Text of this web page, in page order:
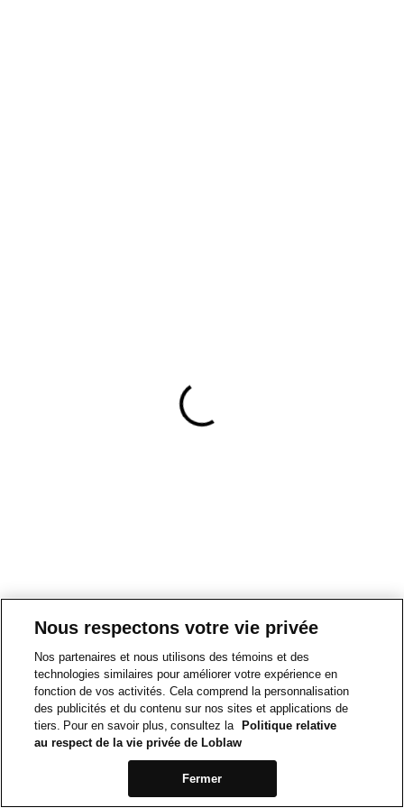
Nous respectons votre vie privée
Nos partenaires et nous utilisons des témoins et des
technologies similaires pour améliorer votre expérience en
fonction de vos activités. Cela comprend la personnalisation
des publicités et du contenu sur nos sites et applications de
tiers. Pour en savoir plus, consultez la
Politique relative
au respect de la vie privée de Loblaw
Fermer